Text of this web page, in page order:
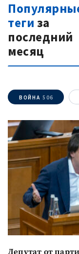
теги за
последний
месяц
ВОЙНА 506
МОЯ НОВОСТЬ
+
заголовок
+
Ссылка
+
медиа